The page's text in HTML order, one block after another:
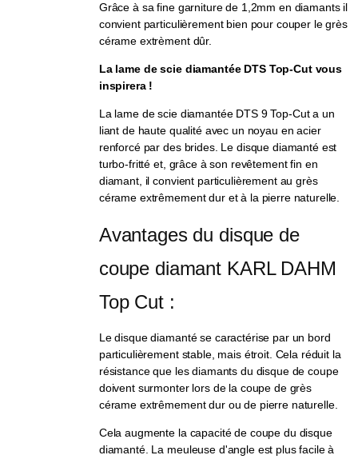
Grâce à sa fine garniture de 1,2mm en diamants il
convient particulièrement bien pour couper le grès
cérame extrèment dûr.
La lame de scie diamantée DTS Top-Cut vous
inspirera !
La lame de scie diamantée DTS 9 Top-Cut a un
liant de haute qualité avec un noyau en acier
renforcé par des brides. Le disque diamanté est
turbo-fritté et, grâce à son revêtement fin en
diamant, il convient particulièrement au grès
cérame extrêmement dur et à la pierre naturelle.
Avantages du disque de
coupe diamant KARL DAHM
Top Cut :
Le disque diamanté se caractérise par un bord
particulièrement stable, mais étroit. Cela réduit la
résistance que les diamants du disque de coupe
doivent surmonter lors de la coupe de grès
cérame extrêmement dur ou de pierre naturelle.
Cela augmente la capacité de coupe du disque
diamanté. La meuleuse d'angle est plus facile à